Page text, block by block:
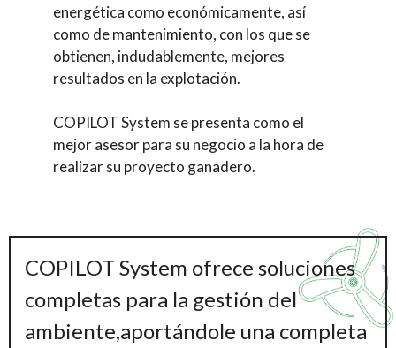
energética como económicamente, así
como de mantenimiento, con los que se
obtienen, indudablemente, mejores
resultados en la explotación.
COPILOT System se presenta como el
mejor asesor para su negocio a la hora de
realizar su proyecto ganadero.
COPILOT System ofrece soluciones
completas para la gestión del
ambiente,aportándole una completa